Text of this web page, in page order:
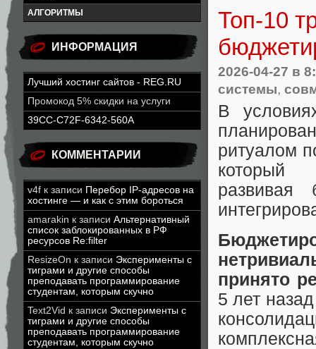
АЛГОРИТМЫ
ИНФОРМАЦИЯ
Лучший хостинг сайтов - REG.RU
Промокод 5% скидки на услуги
39CC-C72F-6342-560A
КОММЕНТАРИИ
v4f к записи Перебор IP-адресов на
хостинге — и как с этим бороться
amarakin к записи Альтернативный
список заблокированных в РФ
ресурсов Re:filter
ResizeOn к записи Эксперименты с
тиграми и другие способы
преподавать программирование
студентам, которым скучно
Text2Vid к записи Эксперименты с
тиграми и другие способы
преподавать программирование
студентам, которым скучно
Топ-10
2026-04-27 в
системы,
В
ритуалом
который
развивая
принято
5 лет